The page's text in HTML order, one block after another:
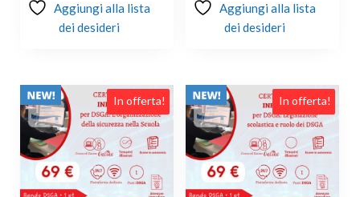
Aggiungi alla lista
dei desideri
Aggiungi alla lista
dei desideri
In offerta! In offerta!